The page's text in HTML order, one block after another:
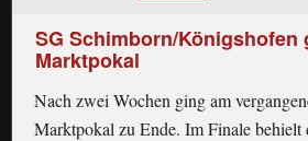
SG Schimborn/Königshofen
Marktpokal
Nach zwei Wochen ging am
Marktpokal zu Ende. Im Finale behielt